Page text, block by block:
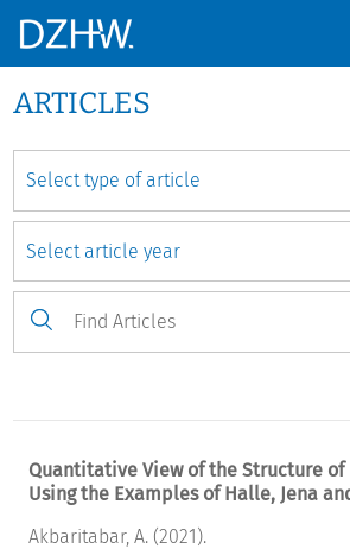
ARTICLES
Quantitative View of the Structure
Using the Examples of Halle, Jena
Akbaritabar, A. (2021).